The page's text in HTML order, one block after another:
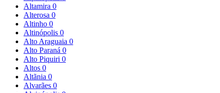
Altamira 0
Alterosa 0
Altinho 0
Altinópolis 0
Alto Araguaia 0
Alto Paraná 0
Alto Piquiri 0
Altos 0
Altãnia 0
Alvarães 0